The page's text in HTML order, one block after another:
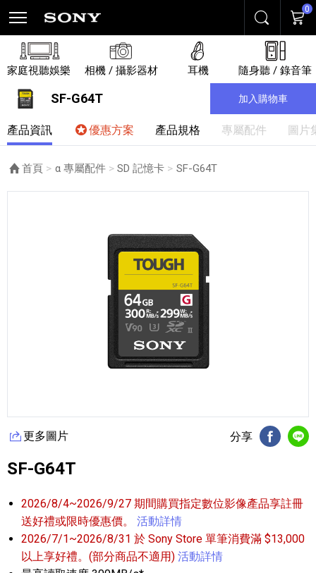
搜尋 購物
0
家庭視聽娛樂 相機 / 攝影器材 耳機 隨身聽 / 錄音筆
SF-G64T 加入購物車
產品資訊 優惠方案 產品規格 專屬配件 圖片
首頁 α 專屬配件 SD 記憶卡 目前頁面：
SF-G64T
更多圖片 分享
FB分享
SF-G64T
2026/8/4~2026/9/27 期間購買指定數位影像產品享註冊
送好禮或限時優惠價。
活動詳情
2026/7/1~2026/8/31 於 Sony Store 單筆消費滿 $13,000
以上享好禮。(部分商品不適用) 活動詳情